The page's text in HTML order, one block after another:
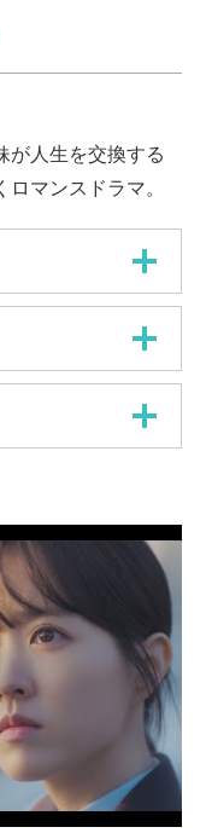
が人生を交換する
マンスドラマ。